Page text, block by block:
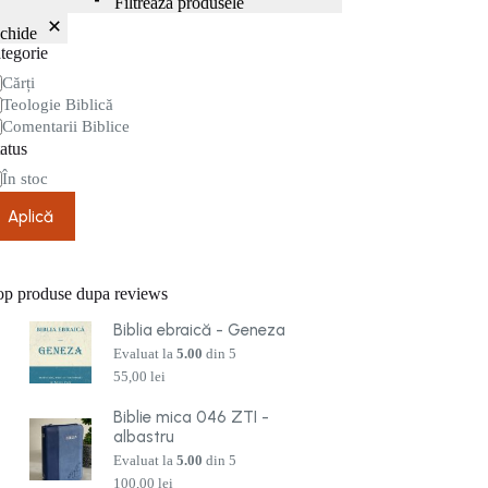
Cărți
Teologie Biblică
Comentarii Biblice
În stoc
Aplică
produse dupa reviews
Biblia ebraică - Geneza
Evaluat la5.00 din 5
55,00lei
Biblie mica 046 ZTI -
albastru
Evaluat la5.00 din 5
100,00lei